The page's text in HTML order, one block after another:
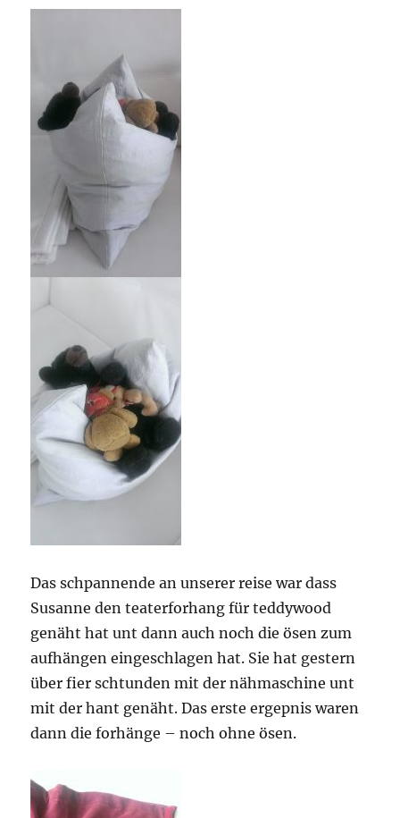
Das schpannende an unserer reise war dass
Susanne den teaterforhang für teddywood
genäht hat unt dann auch noch die ösen zum
aufhängen eingeschlagen hat. Sie hat gestern
über fier schtunden mit der nähmaschine unt
mit der hant genäht. Das erste ergepnis waren
dann die forhänge – noch ohne ösen.